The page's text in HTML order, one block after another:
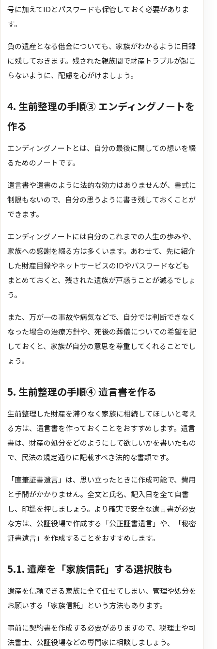
号に加えてIDとパスワードも保管しておく必要がありま
す。
負の遺産となる借金についても、家族がわかるように目録
に残しておきます。残された親族間で財産トラブルが起こ
らないように、配慮を心がけましょう。
4. 生前整理の手順③ エンディングノートを
作る
エンディングノートとは、自分の最後に関しての想いを綴
るためのノートです。
遺言書や遺書のように法的な効力はありませんが、書式に
制限もないので、自分の思うように書き残しておくことが
できます。
エンディングノートには自分のこれまでの人生の歩みや、
家族への感謝を綴る方は多くいます。 あわせて、先に紹介
した財産目録やネットサービスのIDやパスワードなども
まとめておくと、残された遺族が戸惑うことが減るでしょ
う。
また、万が一の事故や病気などで、自分では判断できなく
なった場合の治療方針や、死後の葬儀についての希望を記
しておくと、家族が自分の意思を尊重してくれることでし
ょう。
5. 生前整理の手順④ 遺言書を作る
生前整理した財産を滞りなく家族に相続してほしいと考え
る方は、遺言書を作っておくことをおすすめします。遺言
書は、財産の処分をどのようにして欲しいかを書いたもの
で、民法の規定通りに記載すべき法的な書類です。
「直筆証書遺言」は、思い立ったときに作成可能で、費用
と手間がかかりません。全文と氏名、記入日を全て自書
し、印鑑を押しましょう。より確実で安全な遺言書が必要
な方は、公証役場で作成する「公正証書遺言」や、「秘密
証書遺言」を作成することをおすすめします。
5.1. 遺産を「家族信託」する選択肢も
遺産を信頼できる家族に全て任せてしまい、管理や処分を
お願いする「家族信託」という方法もあります。
事前に契約書を作成する必要がありますので、税理士や司
法書士、公証役場などの専門家に相談しましょう。